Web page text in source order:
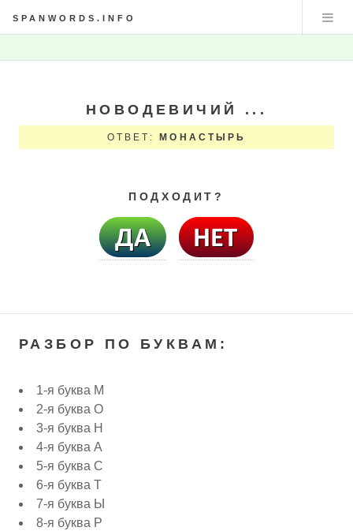
SPANWORDS.INFO
НОВОДЕВИЧИЙ ...
ОТВЕТ: МОНАСТЫРЬ
ПОДХОДИТ?
РАЗБОР ПО БУКВАМ:
1-я буква М
2-я буква О
3-я буква Н
4-я буква А
5-я буква С
6-я буква Т
7-я буква Ы
8-я буква Р